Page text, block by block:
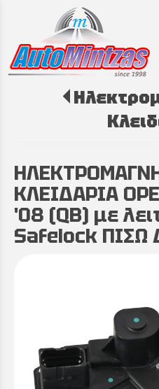
ΚΛΕΙΔΑΡΙΑ
'08 (QB) με
Safelock ΠΙΣΩ